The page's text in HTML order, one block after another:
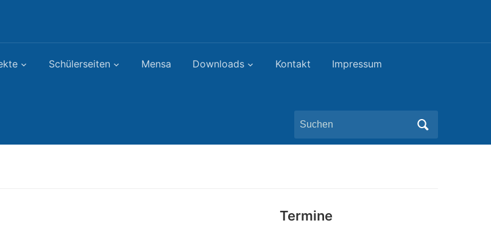
Schülerseiten Mensa Downloads Kontakt Impressum
Search
for:
Termine